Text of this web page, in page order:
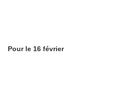
Pour le 16 février